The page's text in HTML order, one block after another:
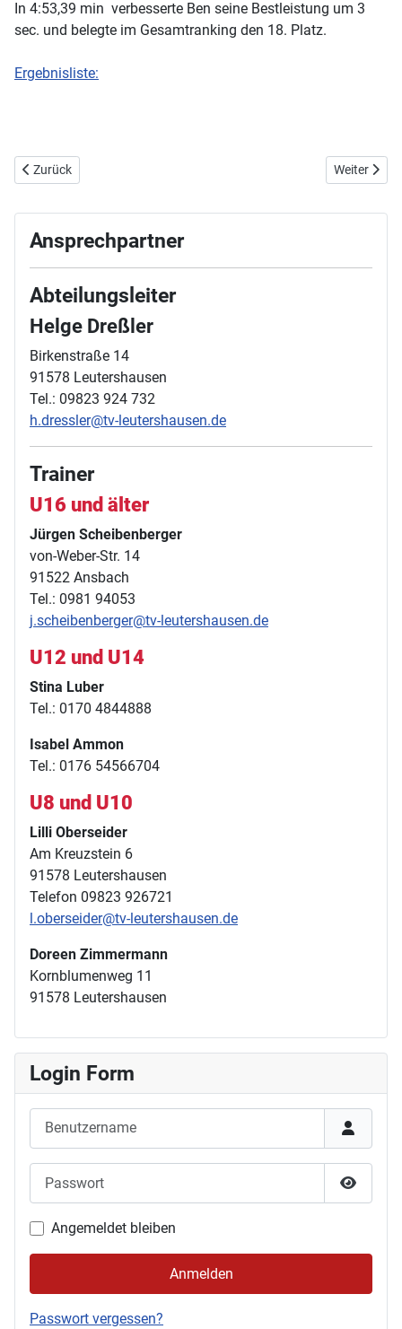
In 4:53,39 min verbesserte Ben seine Bestleistung um 3
sec. und belegte im Gesamtranking den 18. Platz.
Ergebnisliste:
Vorheriger Beitrag: 6. Juli 2025 - offene Vereinsmeisterschaften in
Zurück Nächster
Weiter
Ansprechpartner
Abteilungsleiter
Helge Dreßler
Birkenstraße 14
91578 Leutershausen
Tel.: 09823 924 732
h.dressler@tv-leutershausen.de
Trainer
U16 und älter
Jürgen Scheibenberger
von-Weber-Str. 14
91522 Ansbach
Tel.: 0981 94053
j.scheibenberger@tv-leutershausen.de
U12 und U14
Stina Luber
Tel.: 0170 4844888
Isabel Ammon
Tel.: 0176 54566704
U8 und U10
Lilli Oberseider
Am Kreuzstein 6
91578 Leutershausen
Telefon 09823 926721
l.oberseider@tv-leutershausen.de
Doreen Zimmermann
Kornblumenweg 11
91578 Leutershausen
Login Form
Benutzername
Angemeldet bleiben
Anmelden
Passwort vergessen?